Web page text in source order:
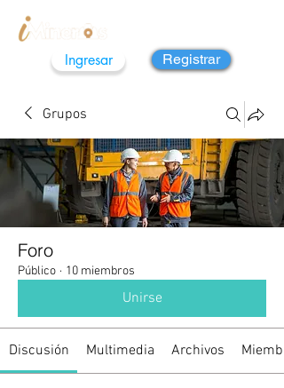
Ingresar Registrar
Grupos
Foro
Público · 10 miembros
Unirse
Discusión Multimedia Archivos